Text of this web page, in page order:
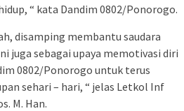
“ kata Dandim 0802/Ponorogo.
disamping membantu saudara
juga sebagai upaya memotivasi diri
0802/Ponorogo untuk terus
sehari – hari, “ jelas Letkol Inf
M. Han.